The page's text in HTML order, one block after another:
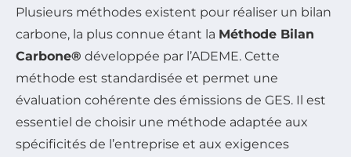
Plusieurs méthodes existent pour réaliser un bilan
carbone, la plus connue étant la Méthode Bilan
Carbone® développée par l’ADEME. Cette
méthode est standardisée et permet une
évaluation cohérente des émissions de GES. Il est
essentiel de choisir une méthode adaptée aux
spécificités de l’entreprise et aux exigences